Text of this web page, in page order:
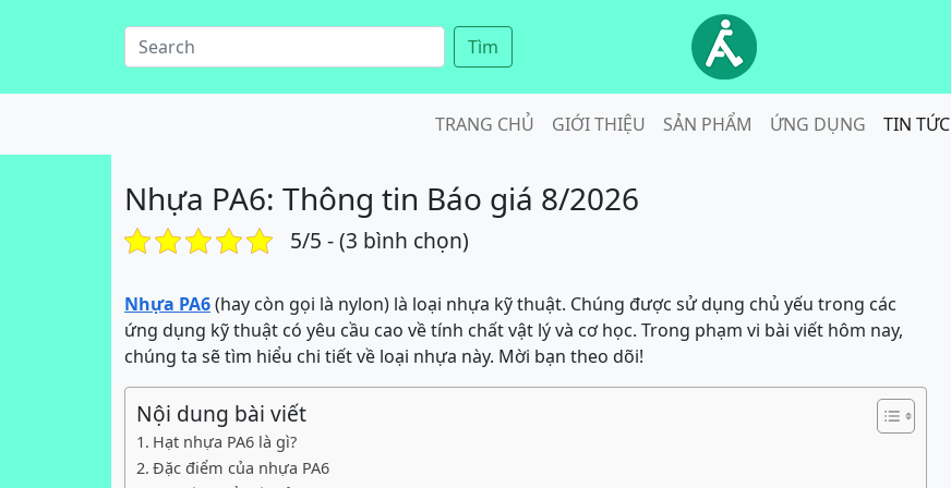
Tìm
TRANG CHỦ GIỚI THIỆU SẢN PHẨM ỨNG DỤNG TIN TỨC
Nhựa PA6: Thông tin Báo giá 8/2026
5/5 - (3 bình chọn)
Nhựa PA6(hay còn gọi là nylon) là loại nhựa kỹ thuật. Chúng được sử dụng chủ yếu trong các
ứng dụng kỹ thuật có yêu cầu cao về tính chất vật lý và cơ học. Trong phạm vi bài viết hôm nay,
chúng ta sẽ tìm hiểu chi tiết về loại nhựa này. Mời bạn theo dõi!
Nội dung bài viết
Hạt nhựa PA6 là gì?
Đặc điểm của nhựa PA6